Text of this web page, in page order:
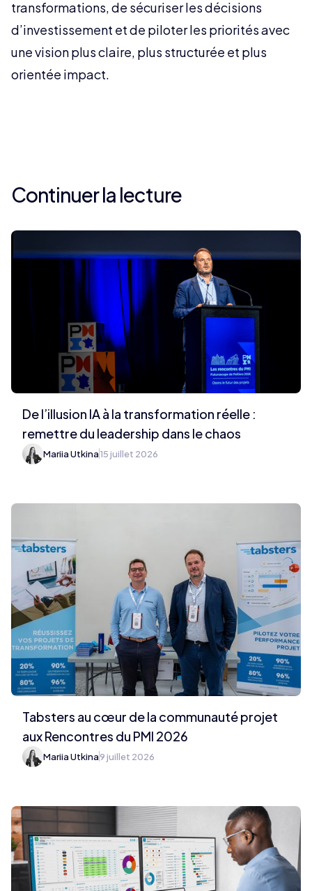
transformations, de sécuriser les décisions
d’investissement et de piloter les priorités avec
une vision plus claire, plus structurée et plus
orientée impact.
Continuer la lecture
De l’illusion IA à la transformation réelle :
remettre du leadership dans le chaos
Mariia Utkina15 juillet 2026
Tabsters au cœur de la communauté projet
aux Rencontres du PMI 2026
Mariia Utkina9 juillet 2026